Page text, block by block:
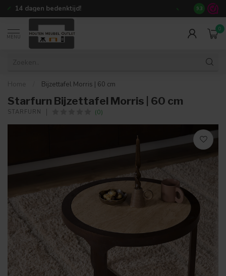
+80.000tevreden klanten 9.3
MENU
0
Home Bijzettafel Morris | 60 cm
Starfurn Bijzettafel Morris | 60 cm
STARFURN (0)